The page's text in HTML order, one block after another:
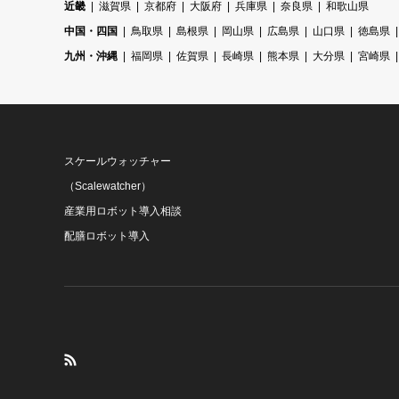
近畿 滋賀県 京都府 大阪府 兵庫県 奈良県
和歌山県
中国・四国
鳥取県 島根県 岡山県 広島県 山口県
徳島県
九州・沖縄
福岡県 佐賀県 長崎県 熊本県 大分県 宮崎県
スケールウォッチャー
（Scalewatcher）
産業用ロボット導入相談
配膳ロボット導入